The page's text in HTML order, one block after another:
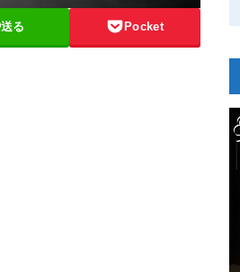
送る Pocket